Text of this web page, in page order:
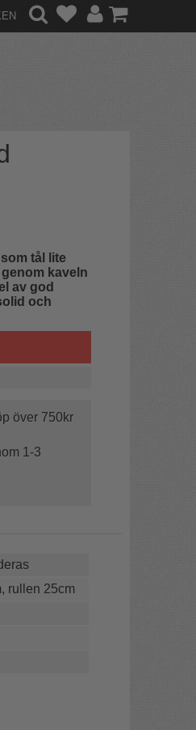
tål lite
kaveln
av god
och
över 750kr
1-3
rullen 25cm